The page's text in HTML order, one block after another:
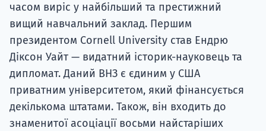
часом виріс у найбільший та престижний
вищий навчальний заклад. Першим
президентом Cornell University став Ендрю
Діксон Уайт — видатний історик-науковець та
дипломат. Даний ВНЗ є єдиним у США
приватним університетом, який фінансується
декількома штатами. Також, він входить до
знаменитої асоціації восьми найстаріших